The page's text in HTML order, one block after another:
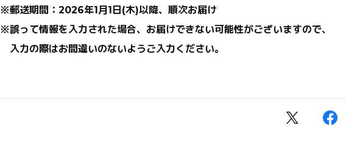
※郵送期間：2026年1月1日(木)以降、順次お届け
※誤って情報を入力された場合、お届けできない可能性がございますので、
入力の際はお間違いのないようご入力ください。